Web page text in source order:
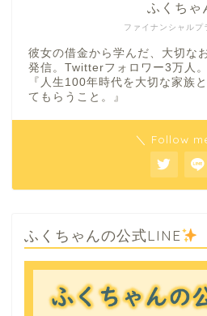
ファイナンシャルプ
ふくちゃ
彼女の借金から学んだ、大切な
発信。Twitterフォロワー3万人
『人生100年時代を大切な家族
てもらうこと。』
＼ Follow
ふくちゃんの公式LINE